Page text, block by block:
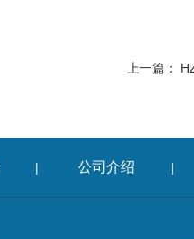
上一篇：
| 公司介绍 |